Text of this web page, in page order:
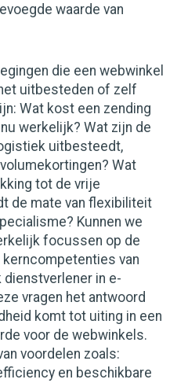
waarde van
die een webwinkel
uitbesteden of zelf
Wat kost een zending
werkelijk? Wat zijn de
uitbesteedt,
Wat
tot de vrije
de mate van flexibiliteit
Kunnen we
focussen op de
van
in e-
vragen het antwoord
komt tot uiting in een
voor de webwinkels.
voordelen zoals:
en beschikbare